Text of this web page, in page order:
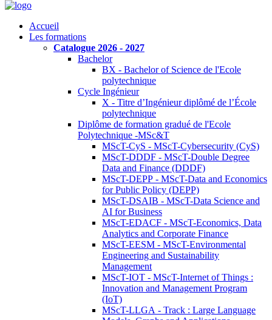
Accueil
Les formations
Catalogue 2026 - 2027
Bachelor
BX - Bachelor of Science de l'Ecole
polytechnique
Cycle Ingénieur
X - Titre d’Ingénieur diplômé de l’École
polytechnique
Diplôme de formation gradué de l'Ecole
Polytechnique -MSc&T
MScT-CyS - MScT-Cybersecurity (CyS)
MScT-DDDF - MScT-Double Degree
Data and Finance (DDDF)
MScT-DEPP - MScT-Data and Economics
for Public Policy (DEPP)
MScT-DSAIB - MScT-Data Science and
AI for Business
MScT-EDACF - MScT-Economics, Data
Analytics and Corporate Finance
MScT-EESM - MScT-Environmental
Engineering and Sustainability
Management
MScT-IOT - MScT-Internet of Things :
Innovation and Management Program
(IoT)
MScT-LLGA - Track : Large Language